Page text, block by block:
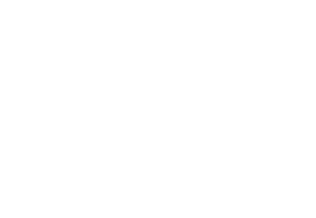
dışarıdan yiyecek ve
25 yaş ve altı
öğrenci ziyaretçilerimiz için
herhangi bir bilet ücreti